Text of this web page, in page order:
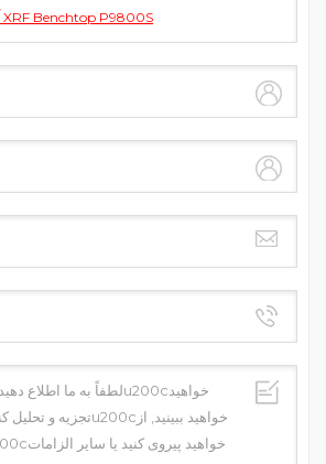
آنالایزر XRF Benchtop P9800S